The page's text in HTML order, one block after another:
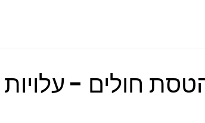
חולים - עלויות